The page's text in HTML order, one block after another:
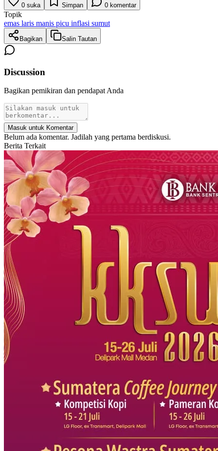
0 suka Simpan 0 komentar
Topik
emas laris manis picu inflasi sumut
Bagikan Salin Tautan
Discussion
Bagikan pemikiran dan pendapat Anda
Masuk untuk Komentar
Belum ada komentar. Jadilah yang pertama berdiskusi.
Berita Terkait